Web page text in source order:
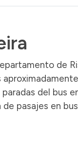
de
del bus
pasajes en